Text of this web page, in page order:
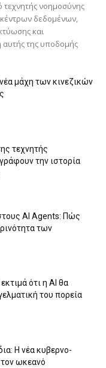
τεχνητής νοημοσύνης
κέντρων δεδομένων,
και
της υποδομής
μάχη των κινεζικών
τεχνητής
την ιστορία
AI Agents: Πώς
των
ότι η AI θα
του πορεία
Η νέα κυβερνο-
ωκεανό